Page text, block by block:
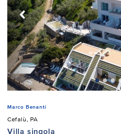
Marco Benanti
Cefalù, PA
Villa singola